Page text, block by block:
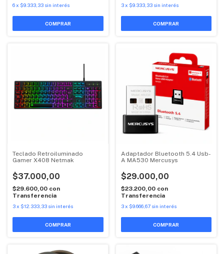
6x $9.333,33 sin interés 3 x $9.333,33 sin interés
Teclado Retroiluminado
Gamer X408 Netmak
$37.000,00
$29.600,00 con
Transferencia
3x $12.333,33 sin interés
Adaptador Bluetooth 5.4 Usb-
A MA530 Mercusys
$29.000,00
$23.200,00 con
Transferencia
3 x $9.666,67 sin interés